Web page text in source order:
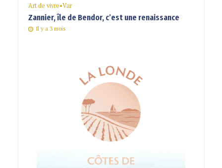
Art de vivre•Var
Zannier, île de Bendor, c’est une renaissance
Il y a 3 mois